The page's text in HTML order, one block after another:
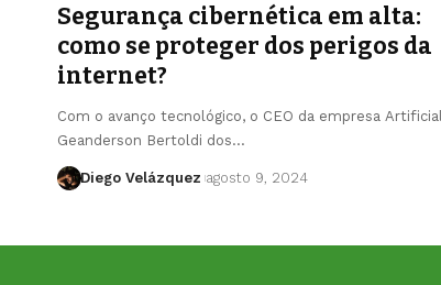
Segurança cibernética em alta:
como se proteger dos perigos da
internet?
Com o avanço tecnológico, o CEO da empresa Artificiall
Geanderson Bertoldi dos…
Diego Velázquez agosto 9, 2024